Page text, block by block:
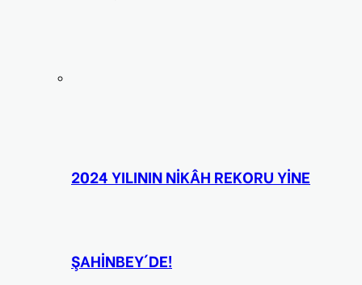
2024 YILININ NİKÂH REKORU YİNE
ŞAHİNBEY´DE!